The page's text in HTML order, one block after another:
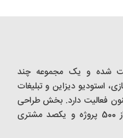
شده و یک مجموعه‌ چند
استودیو دیزاین و تبلیغات
از سال 1382 تاکنون فعالیت دارد. بخش طراحی
و تبلیغات اَفدستا بیش از 500 پروژه و یکصد مشتری